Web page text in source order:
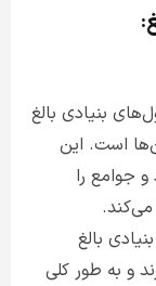
:
بنیادی بالغ
است. این
و جوامع را
می‌کند.
بالغ
و به طور کلی